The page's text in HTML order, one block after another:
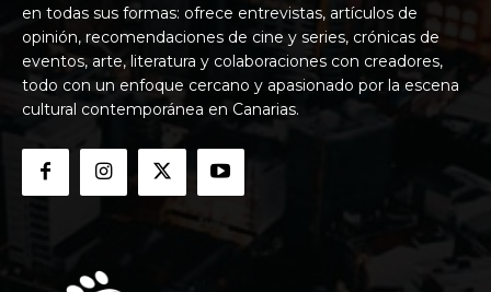
en todas sus formas: ofrece entrevistas, artículos de
opinión, recomendaciones de cine y series, crónicas de
eventos, arte, literatura y colaboraciones con creadores,
todo con un enfoque cercano y apasionado por la escena
cultural contemporánea en Canarias.